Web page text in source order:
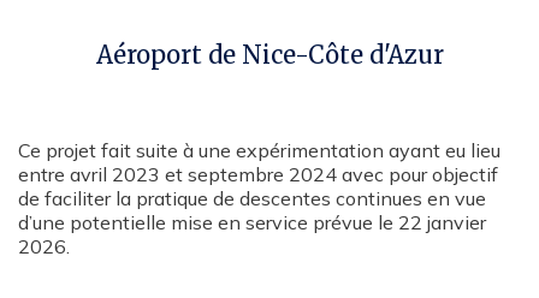
Aéroport de Nice-Côte d'Azur
Ce projet fait suite à une expérimentation ayant eu lieu
entre avril 2023 et septembre 2024 avec pour objectif
de faciliter la pratique de descentes continues en vue
d’une potentielle mise en service prévue le 22 janvier
2026.